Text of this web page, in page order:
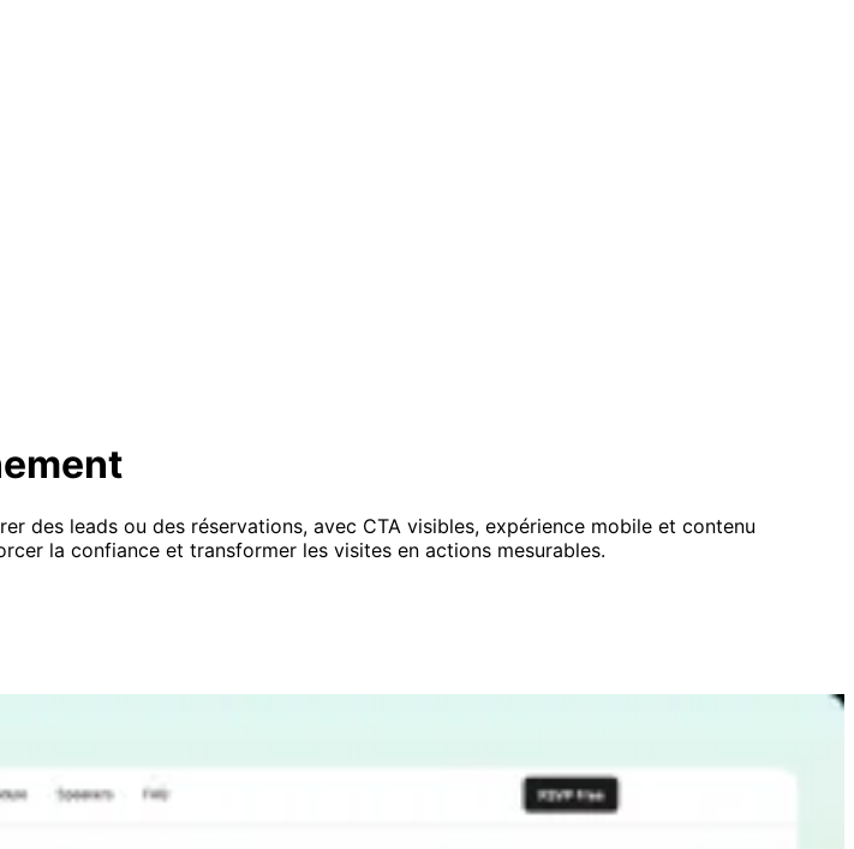
des leads ou des réservations, avec CTA visibles, expérience mobile et contenu
la confiance et transformer les visites en actions mesurables.